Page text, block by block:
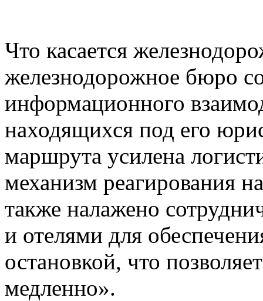
Что касается
железнодорожное бюро
информационного
находящихся под его
маршрута усилена
механизм реагирования
также налажено
и отелями для
остановкой, что
медленно».